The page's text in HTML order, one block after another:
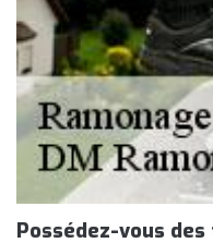
Possédez-vous